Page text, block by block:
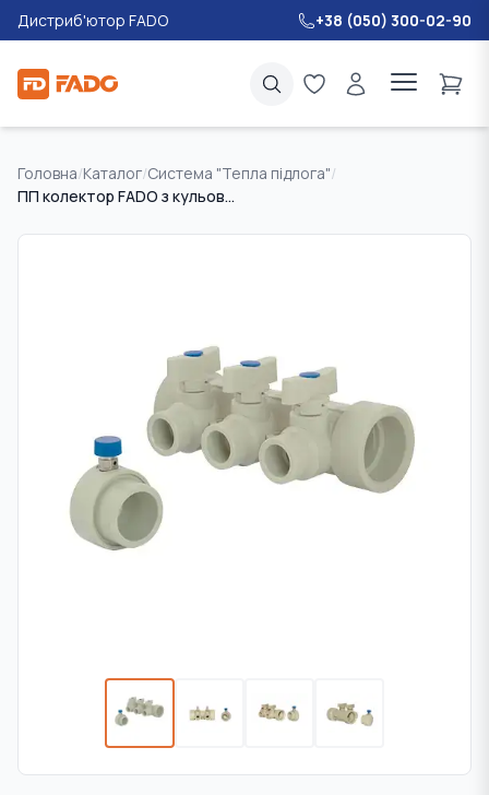
Дистриб'ютор FADO +38 (050) 300-02-90
Головна/Каталог/Система "Тепла підлога"/
ПП колектор FADO з кульовими кранами 40х20*2